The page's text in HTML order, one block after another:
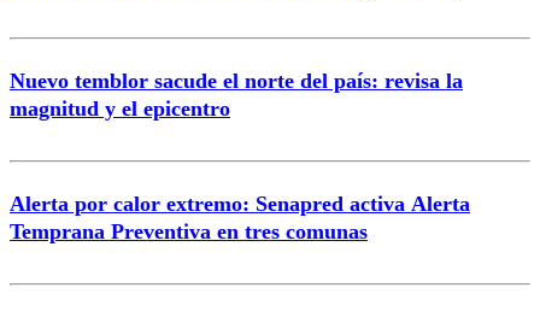
Nuevo temblor sacude el norte del país: revisa la
magnitud y el epicentro
Alerta por calor extremo: Senapred activa Alerta
Temprana Preventiva en tres comunas